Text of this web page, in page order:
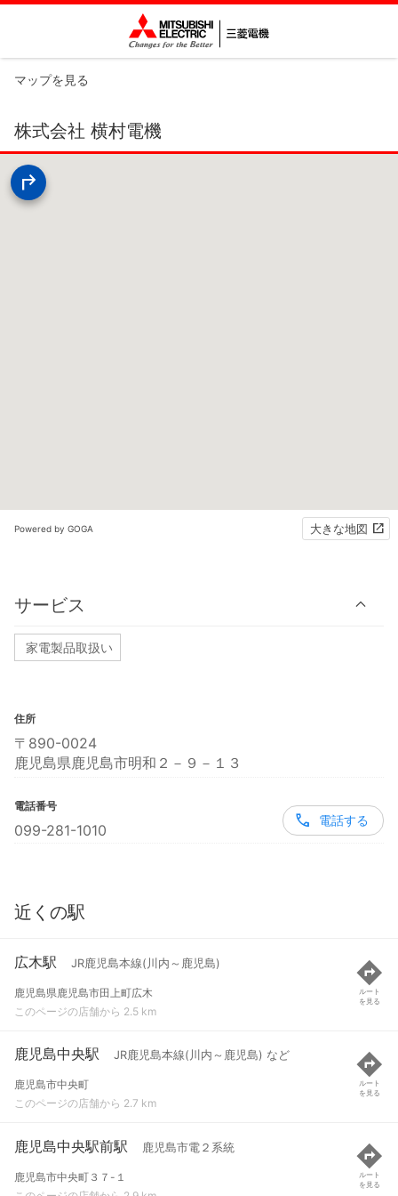
マップを見る
株式会社 横村電機
Powered by GOGA 大きな地図
サービス
家電製品取扱い
住所
〒890-0024
鹿児島県鹿児島市明和２－９－１３
電話番号
099-281-1010
電話する
近くの駅
広木駅 JR鹿児島本線(川内～鹿児島)
鹿児島県鹿児島市田上町広木
このページの店舗から 2.5 km
ルート
を見る
鹿児島中央駅 JR鹿児島本線(川内～鹿児島) など
鹿児島市中央町
このページの店舗から 2.7 km
ルート
を見る
鹿児島中央駅前駅 鹿児島市電２系統
鹿児島市中央町３７-１
ルート
を見る